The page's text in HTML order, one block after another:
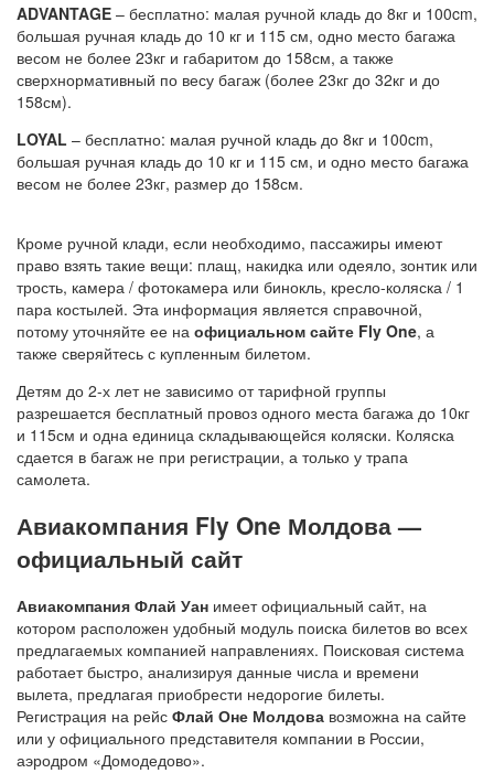
ADVANTAGE – бесплатно: малая ручной кладь до 8кг и 100cm,
большая ручная кладь до 10 кг и 115 см, одно место багажа
весом не более 23кг и габаритом до 158см, а также
сверхнормативный по весу багаж (более 23кг до 32кг и до
158см).
LOYAL – бесплатно: малая ручной кладь до 8кг и 100cm,
большая ручная кладь до 10 кг и 115 см, и одно место багажа
весом не более 23кг, размер до 158см.
Кроме ручной клади, если необходимо, пассажиры имеют
право взять такие вещи: плащ, накидка или одеяло, зонтик или
трость, камера / фотокамера или бинокль, кресло-коляска / 1
пара костылей. Эта информация является справочной,
потому уточняйте ее на официальном сайте Fly One, а
также сверяйтесь с купленным билетом.
Детям до 2-х лет не зависимо от тарифной группы
разрешается бесплатный провоз одного места багажа до 10кг
и 115см и одна единица складывающейся коляски. Коляска
сдается в багаж не при регистрации, а только у трапа
самолета.
Авиакомпания Fly One Молдова —
официальный сайт
Авиакомпания Флай Уан имеет официальный сайт, на
котором расположен удобный модуль поиска билетов во всех
предлагаемых компанией направлениях. Поисковая система
работает быстро, анализируя данные числа и времени
вылета, предлагая приобрести недорогие билеты.
Регистрация на рейс Флай Оне Молдова возможна на сайте
или у официального представителя компании в России,
аэродром «Домодедово».